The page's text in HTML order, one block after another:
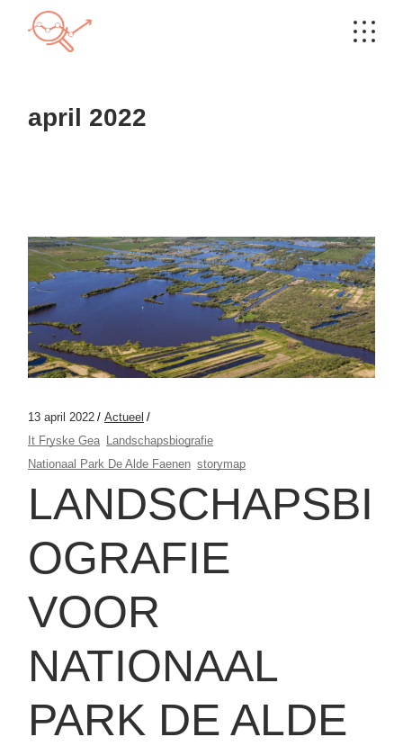
april 2022
13 april 2022
Actueel
It Fryske Gea
Landschapsbiografie
Nationaal Park De Alde Faenen storymap
LANDSCHAPSBI
OGRAFIE
VOOR
NATIONAAL
PARK DE ALDE